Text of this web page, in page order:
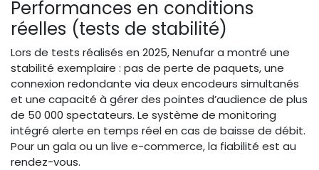
Performances en conditions
réelles (tests de stabilité)
Lors de tests réalisés en 2025, Nenufar a montré une
stabilité exemplaire : pas de perte de paquets, une
connexion redondante via deux encodeurs simultanés
et une capacité à gérer des pointes d’audience de plus
de 50 000 spectateurs. Le système de monitoring
intégré alerte en temps réel en cas de baisse de débit.
Pour un gala ou un live e-commerce, la fiabilité est au
rendez-vous.